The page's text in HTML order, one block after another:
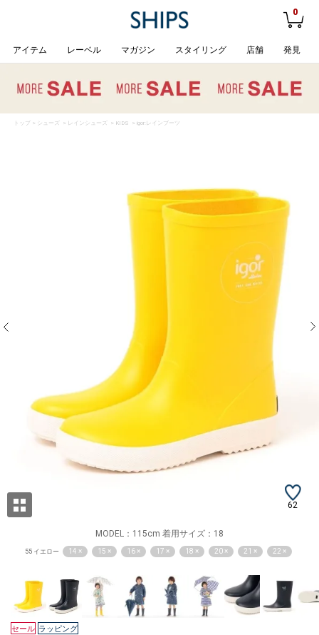
0
アイテム レーベル マガジン スタイリング 店舗 発見
トップ > シューズ > レインシューズ > KIDS > igor:レインブーツ
62
MODEL：115cm 着用サイズ：18
55 イエロー 14 × 15 × 16 × 17 × 18 × 20 × 21 × 22 ×
セール ラッピング